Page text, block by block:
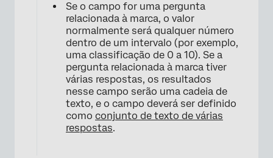
Se o campo for uma pergunta
relacionada à marca, o valor
normalmente será qualquer número
dentro de um intervalo (por exemplo,
uma classificação de 0 a 10). Se a
pergunta relacionada à marca tiver
várias respostas, os resultados
nesse campo serão uma cadeia de
texto, e o campo deverá ser definido
como conjunto de texto de várias
respostas.